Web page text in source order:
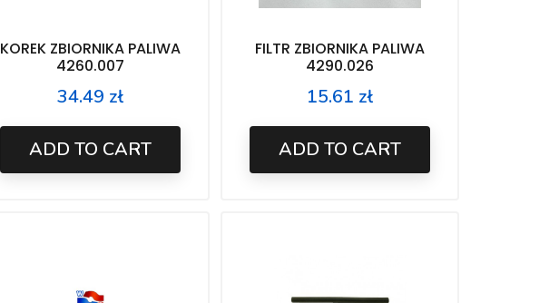
KOREK ZBIORNIKA PALIWA
4260.007
Price
34.49 zł
ADD TO CART
FILTR ZBIORNIKA PALIWA
4290.026
Price
15.61 zł
ADD TO CART